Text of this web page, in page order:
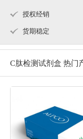
授权经销
货期稳定
C肽检测试剂盒 热门